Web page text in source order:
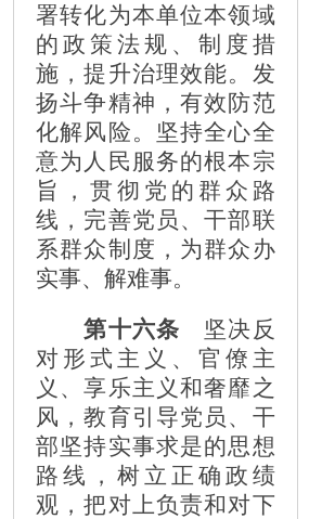
署转化为本单位本领域
的政策法规、制度措
施，提升治理效能。发
扬斗争精神，有效防范
化解风险。坚持全心全
意为人民服务的根本宗
旨，贯彻党的群众路
线，完善党员、干部联
系群众制度，为群众办
实事、解难事。
第十六条 坚决反
对形式主义、官僚主
义、享乐主义和奢靡之
风，教育引导党员、干
部坚持实事求是的思想
路线，树立正确政绩
观，把对上负责和对下